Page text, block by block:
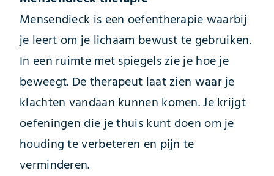
Mensendieck is een oefentherapie waarbij
je leert om je lichaam bewust te gebruiken.
In een ruimte met spiegels zie je hoe je
beweegt. De therapeut laat zien waar je
klachten vandaan kunnen komen. Je krijgt
oefeningen die je thuis kunt doen om je
houding te verbeteren en pijn te
verminderen.